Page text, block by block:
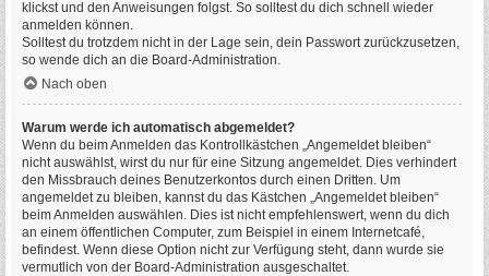
klickst und den Anweisungen folgst. So solltest du dich schnell wieder
anmelden können.
Solltest du trotzdem nicht in der Lage sein, dein Passwort zurückzusetzen,
so wende dich an die Board-Administration.
Nach oben
Warum werde ich automatisch abgemeldet?
Wenn du beim Anmelden das Kontrollkästchen „Angemeldet bleiben“
nicht auswählst, wirst du nur für eine Sitzung angemeldet. Dies verhindert
den Missbrauch deines Benutzerkontos durch einen Dritten. Um
angemeldet zu bleiben, kannst du das Kästchen „Angemeldet bleiben“
beim Anmelden auswählen. Dies ist nicht empfehlenswert, wenn du dich
an einem öffentlichen Computer, zum Beispiel in einem Internetcafé,
befindest. Wenn diese Option nicht zur Verfügung steht, dann wurde sie
vermutlich von der Board-Administration ausgeschaltet.